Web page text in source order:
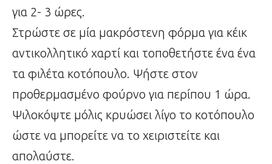
για 2- 3 ώρες.
Στρώστε σε μία μακρόστενη φόρμα για κέικ
αντικολλητικό χαρτί και τοποθετήστε ένα ένα
τα φιλέτα κοτόπουλο. Ψήστε στον
προθερμασμένο φούρνο για περίπου 1 ώρα.
Ψιλοκόψτε μόλις κρυώσει λίγο το κοτόπουλο
ώστε να μπορείτε να το χειριστείτε και
απολαύστε.